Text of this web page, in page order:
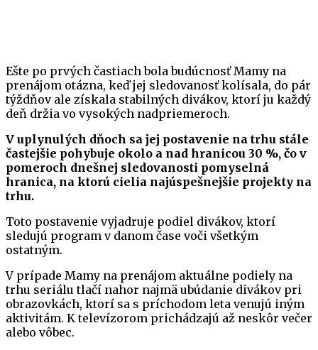
Ešte po prvých častiach bola budúcnosť Mamy na
prenájom otázna, keď jej sledovanosť kolísala, do pár
týždňov ale získala stabilných divákov, ktorí ju každý
deň držia vo vysokých nadpriemeroch.
V uplynulých dňoch sa jej postavenie na trhu stále
častejšie pohybuje okolo a nad hranicou 30 %, čo v
pomeroch dnešnej sledovanosti pomyselná
hranica, na ktorú cielia najúspešnejšie projekty na
trhu.
Toto postavenie vyjadruje podiel divákov, ktorí
sledujú program v danom čase voči všetkým
ostatným.
V prípade Mamy na prenájom aktuálne podiely na
trhu seriálu tlačí nahor najmä ubúdanie divákov pri
obrazovkách, ktorí sa s príchodom leta venujú iným
aktivitám. K televízorom prichádzajú až neskôr večer
alebo vôbec.